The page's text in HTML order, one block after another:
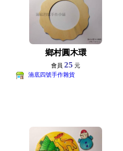
鄉村圓木環
會員25 元
湳底四號手作雜貨